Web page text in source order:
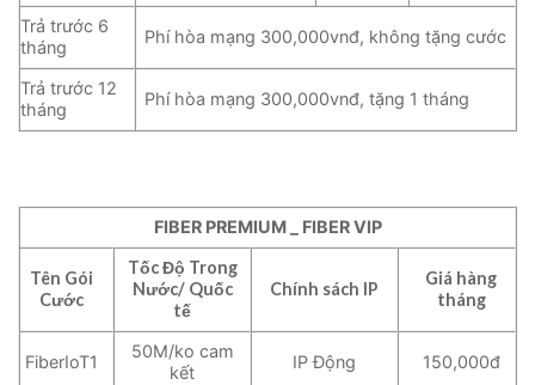
Trả trước 6
tháng
Phí hòa mạng 300,000vnđ, không tặng cước
Trả trước 12
tháng
Phí hòa mạng 300,000vnđ, tặng 1 tháng
FIBER PREMIUM _ FIBER VIP
Tên Gói
Cước
Tốc Độ Trong
Nước/ Quốc
tế
Chính sách IP
Giá hàng
tháng
FiberIoT1
50M/ko cam
kết
IP Động 150,000đ